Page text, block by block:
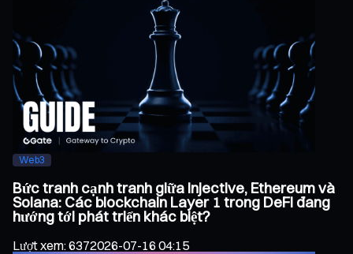
Web3
Bức tranh cạnh tranh giữa Injective, Ethereum và
Solana: Các blockchain Layer 1 trong DeFi đang
hướng tới phát triển khác biệt?
Lượt xem:6372026-07-16 04:15